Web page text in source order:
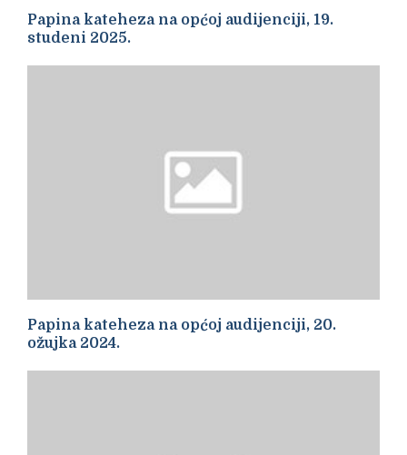
Papina kateheza na općoj audijenciji, 19.
studeni 2025.
Papina kateheza na općoj audijenciji, 20.
ožujka 2024.